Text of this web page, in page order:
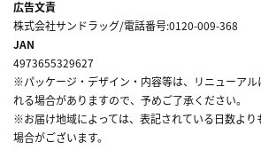
広告文責
株式会社サンドラッグ/電話番号:0120-009-368
JAN
4973655329627
※パッケージ・デザイン・内容等は、リニューアル
れる場合がありますので、予めご了承ください。
※お届け地域によっては、表記されている日数より
場合がございます。